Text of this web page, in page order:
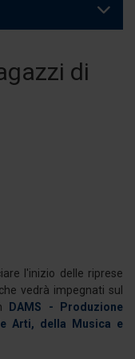
di
l'inizio delle riprese
vedrà impegnati sul
DAMS - Produzione
Arti, della Musica e